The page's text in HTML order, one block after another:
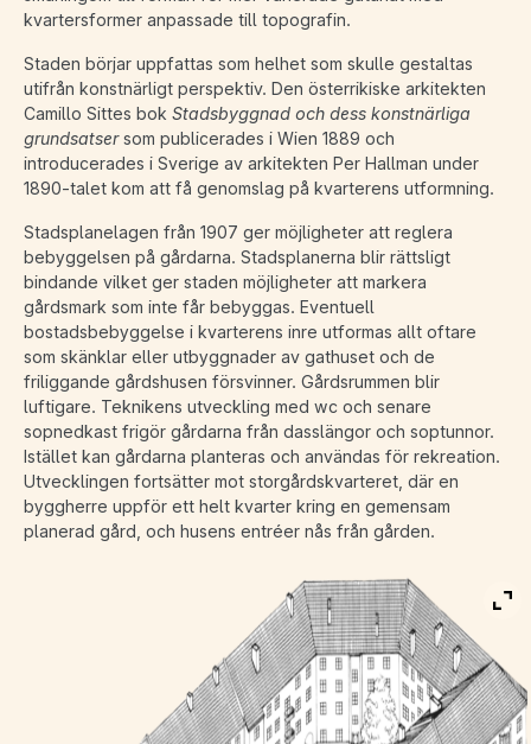
kvartersformer anpassade till topografin.
Staden börjar uppfattas som helhet som skulle gestaltas
utifrån konstnärligt perspektiv. Den österrikiske arkitekten
Camillo Sittes bok Stadsbyggnad och dess konstnärliga
grundsatsersom publicerades i Wien 1889 och
introducerades i Sverige av arkitekten Per Hallman under
1890-talet kom att få genomslag på kvarterens utformning.
Stadsplanelagen från 1907 ger möjligheter att reglera
bebyggelsen på gårdarna. Stadsplanerna blir rättsligt
bindande vilket ger staden möjligheter att markera
gårdsmark som inte får bebyggas. Eventuell
bostadsbebyggelse i kvarterens inre utformas allt oftare
som skänklar eller utbyggnader av gathuset och de
friliggande gårdshusen försvinner. Gårdsrummen blir
luftigare. Teknikens utveckling med wc och senare
sopnedkast frigör gårdarna från dasslängor och soptunnor.
Istället kan gårdarna planteras och användas för rekreation.
Utvecklingen fortsätter mot storgårdskvarteret, där en
byggherre uppför ett helt kvarter kring en gemensam
planerad gård, och husens entréer nås från gården.